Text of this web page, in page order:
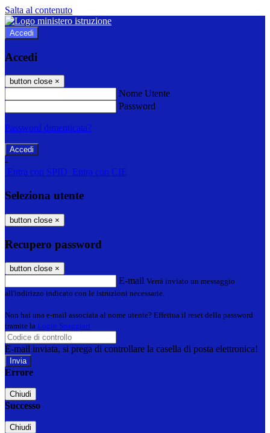
Salta al contenuto
Accedi
Accedi
button close ×
Nome Utente
Password
Password dimenticata?
-
Entra con SPID Entra con CIE
Seleziona utente
button close ×
Recupero password
button close ×
E-mail Verrà inviato un messaggio
all'indirizzo indicato con le istruzioni necessarie.
Non hai una e-mail associata al nome utente? Effettua il reset della password
tramite la Login Spaggiari
E-mail inviata, si prega di controllare la casella di posta elettronica!
Errore
Chiudi
Successo
Chiudi